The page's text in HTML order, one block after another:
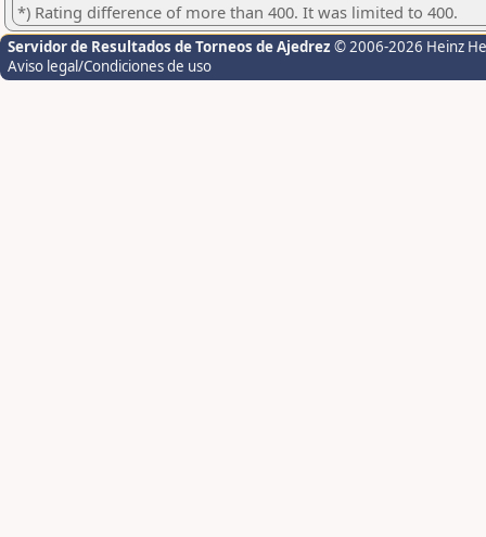
*) Rating difference of more than 400. It was limited to 400.
Servidor de Resultados de Torneos de Ajedrez © 2006-2026 Heinz
Aviso legal/Condiciones de uso